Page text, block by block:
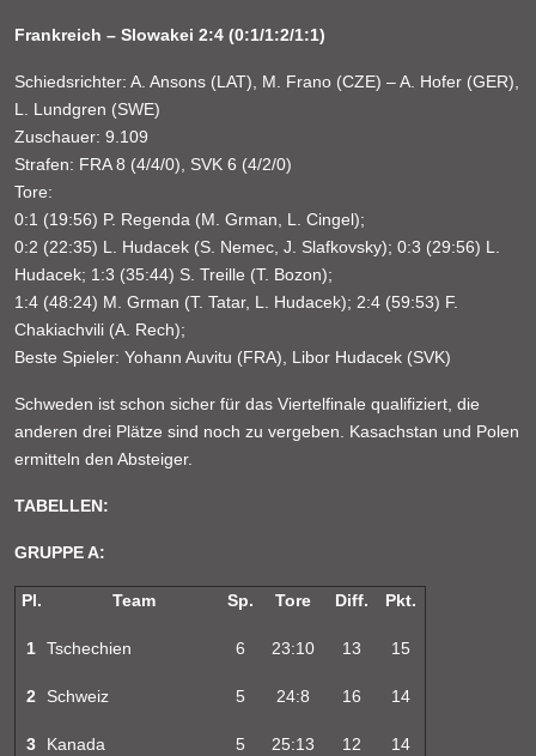
Frankreich – Slowakei 2:4 (0:1/1:2/1:1)
Schiedsrichter: A. Ansons (LAT), M. Frano (CZE) – A. Hofer (GER),
L. Lundgren (SWE)
Zuschauer: 9.109
Strafen: FRA 8 (4/4/0), SVK 6 (4/2/0)
Tore:
0:1 (19:56) P. Regenda (M. Grman, L. Cingel);
0:2 (22:35) L. Hudacek (S. Nemec, J. Slafkovsky); 0:3 (29:56) L.
Hudacek; 1:3 (35:44) S. Treille (T. Bozon);
1:4 (48:24) M. Grman (T. Tatar, L. Hudacek); 2:4 (59:53) F.
Chakiachvili (A. Rech);
Beste Spieler: Yohann Auvitu (FRA), Libor Hudacek (SVK)
Schweden ist schon sicher für das Viertelfinale qualifiziert, die
anderen drei Plätze sind noch zu vergeben. Kasachstan und Polen
ermitteln den Absteiger.
TABELLEN:
GRUPPE A:
Pl. Team Sp. Tore Diff. Pkt.
1 Tschechien 6 23:10 13 15
2 Schweiz 5 24:8 16 14
3 Kanada 5 25:13 12 14